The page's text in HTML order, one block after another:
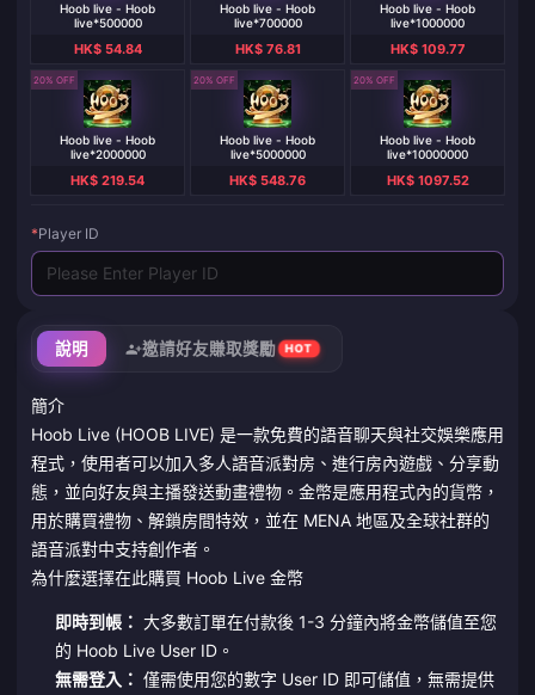
說明 邀請好友賺取獎勵 HOT
簡介
Hoob Live (HOOB LIVE) 是一款免費的語音聊天與社交娛樂應用
程式，使用者可以加入多人語音派對房、進行房內遊戲、分享動
態，並向好友與主播發送動畫禮物。金幣是應用程式內的貨幣，
用於購買禮物、解鎖房間特效，並在 MENA 地區及全球社群的
語音派對中支持創作者。
為什麼選擇在此購買 Hoob Live 金幣
即時到帳： 大多數訂單在付款後 1-3 分鐘內將金幣儲值至您
的 Hoob Live User ID。
無需登入： 僅需使用您的數字 User ID 即可儲值，無需提供
Hoob live - Hoob
live*500000
HK$ 54.84
Hoob live - Hoob
live*700000
HK$ 76.81
Hoob live - Hoob
live*1000000
HK$ 109.77
20% OFF
Hoob live - Hoob
live*2000000
HK$ 219.54
20% OFF
Hoob live - Hoob
live*5000000
HK$ 548.76
20% OFF
Hoob live - Hoob
live*10000000
HK$ 1097.52
*Player ID